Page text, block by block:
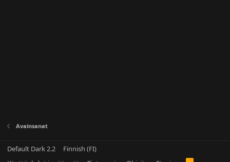
Avainsanat
Default Dark 2.2
Finnish (FI)